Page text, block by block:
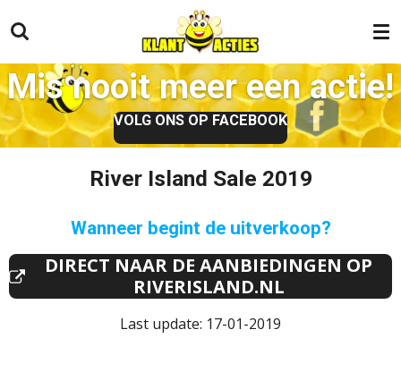
direct
naar
de
hoofdinhoud
Mis nooit meer een actie!
VOLG ONS OP FACEBOOK
River Island Sale 2019
Wanneer begint de uitverkoop?
DIRECT NAAR DE AANBIEDINGEN OP
RIVERISLAND.NL
Last update: 17-01-2019